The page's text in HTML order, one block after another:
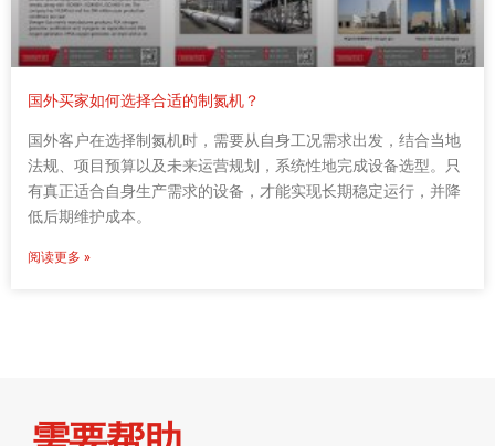
国外买家如何选择合适的制氮机？
国外客户在选择制氮机时，需要从自身工况需求出发，结合当地
法规、项目预算以及未来运营规划，系统性地完成设备选型。只
有真正适合自身生产需求的设备，才能实现长期稳定运行，并降
低后期维护成本。
阅读更多 »